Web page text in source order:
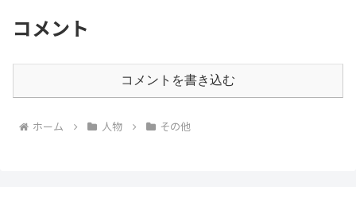
コメント
コメントを書き込む
ホーム 人物 その他